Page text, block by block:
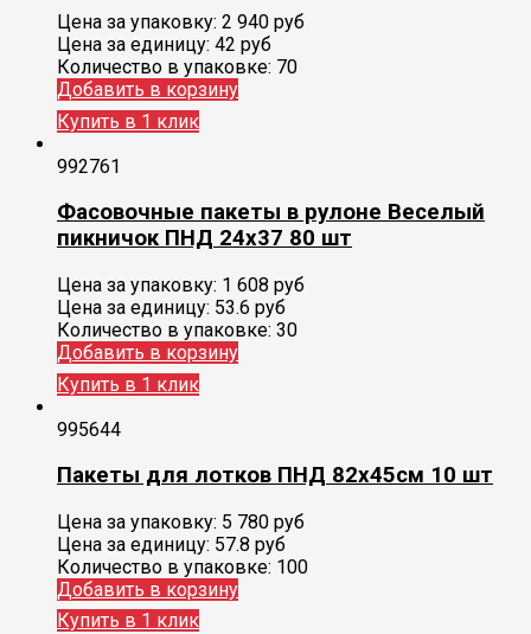
Цена за упаковку: 2 940 руб
Цена за единицу: 42 руб
Количество в упаковке: 70
Добавить в корзину
Купить в 1 клик
992761
Фасовочные пакеты в рулоне Веселый
пикничок ПНД 24х37 80 шт
Цена за упаковку: 1 608 руб
Цена за единицу: 53.6 руб
Количество в упаковке: 30
Добавить в корзину
Купить в 1 клик
995644
Пакеты для лотков ПНД 82х45см 10 шт
Цена за упаковку: 5 780 руб
Цена за единицу: 57.8 руб
Количество в упаковке: 100
Добавить в корзину
Купить в 1 клик